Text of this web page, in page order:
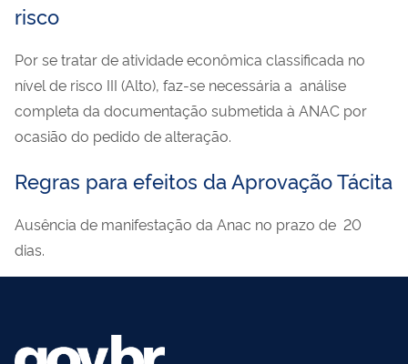
risco
Por se tratar de atividade econômica classificada no
nível de risco III (Alto), faz-se necessária a análise
completa da documentação submetida à ANAC por
ocasião do pedido de alteração.
Regras para efeitos da Aprovação Tácita
Ausência de manifestação da Anac no prazo de 20
dias.